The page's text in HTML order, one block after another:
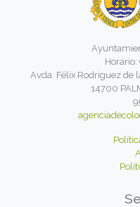
Horario:
Avda. Félix Rodriguez de
14700